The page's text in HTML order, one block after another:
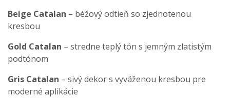
Beige Catalan – béžový odtieň so zjednotenou
kresbou
Gold Catalan – stredne teplý tón s jemným zlatistým
podtónom
Gris Catalan – sivý dekor s vyváženou kresbou pre
moderné aplikácie